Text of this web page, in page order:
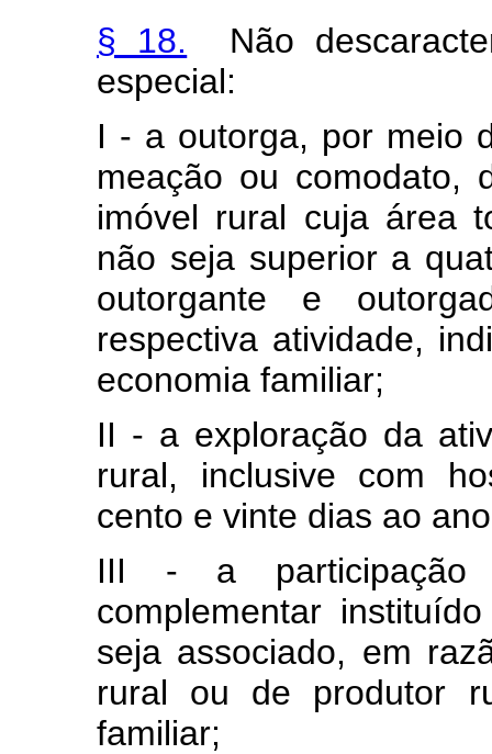
§ 18. Não
especial:
I - a outorga, por meio
meação ou comodato,
imóvel rural cuja área
não seja superior a
outorgante e
respectiva atividade,
economia familiar;
II - a exploração da
rural, inclusive com
cento e vinte dias ao
III - a participação
complementar
seja associado, em
rural ou de produtor
familiar;